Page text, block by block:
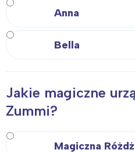
Anna
Bella
Jakie magiczne
Zummi?
Magiczna
Interesują
tego
Warszawa
Trójmiasto
Poznań
Wrocław